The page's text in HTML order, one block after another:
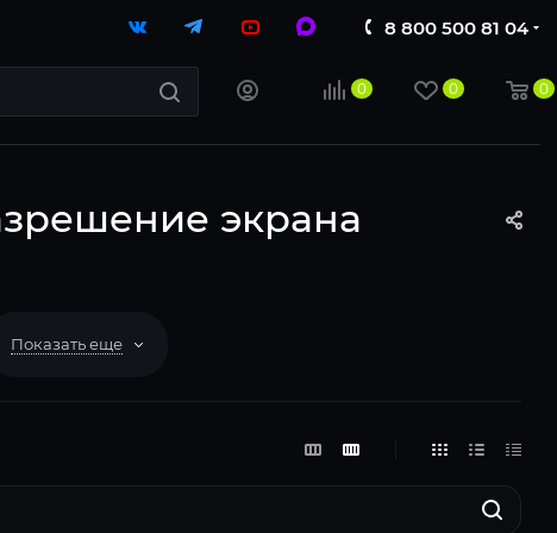
8 800 500 81 04
0 0 0
экрана
Показать еще